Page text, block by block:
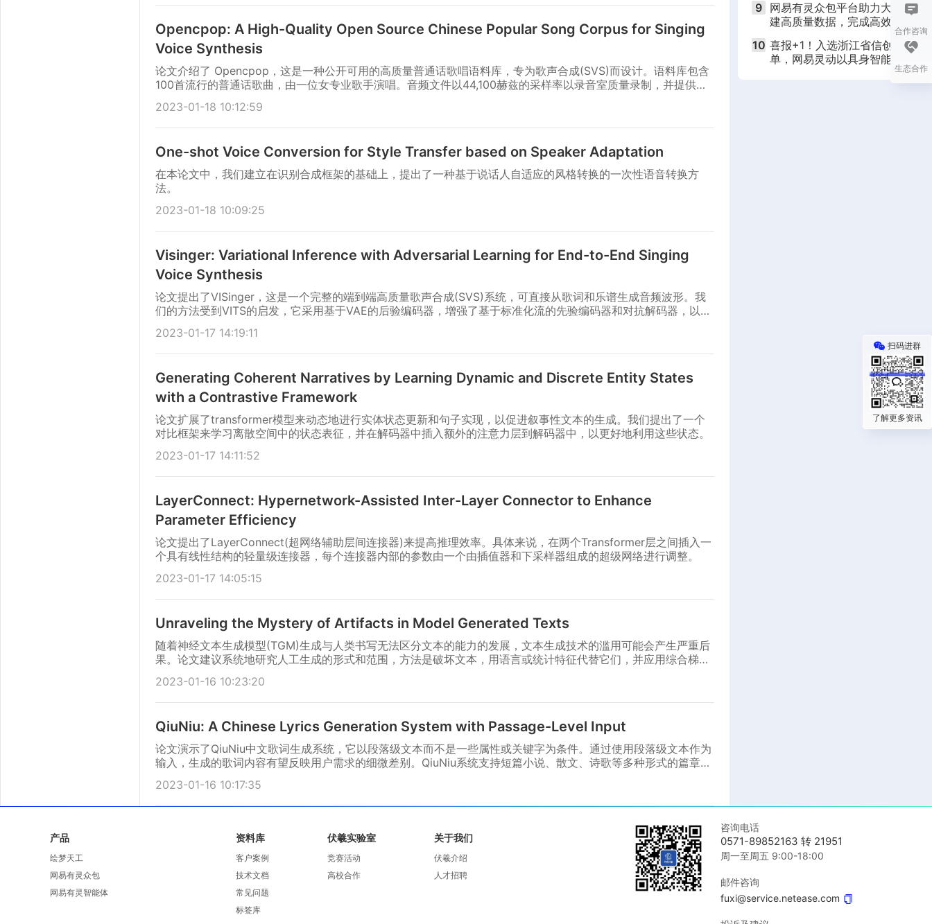
Opencpop: A High-Quality Open Source Chinese Popular Song Corpus for Singing
Voice Synthesis
论文介绍了 Opencpop，这是一种公开可用的高质量普通话歌唱语料库，专为歌声合成(SVS)而设计。语料库包含
100首流行的普通话歌曲，由一位女专业歌手演唱。音频文件以44,100赫兹的采样率以录音室质量录制，并提供相
2023-01-18 10:12:59
One-shot Voice Conversion for Style Transfer based on Speaker Adaptation
在本论文中，我们建立在识别合成框架的基础上，提出了一种基于说话人自适应的风格转换的一次性语音转换方
法。
2023-01-18 10:09:25
Visinger: Variational Inference with Adversarial Learning for End-to-End Singing
Voice Synthesis
论文提出了VISinger，这是一个完整的端到端高质量歌声合成(SVS)系统，可直接从歌词和乐谱生成音频波形。我
们的方法受到VITS的启发，它采用基于VAE的后验编码器，增强了基于标准化流的先验编码器和对抗解码器，以实
2023-01-17 14:19:11
Generating Coherent Narratives by Learning Dynamic and Discrete Entity States
with a Contrastive Framework
论文扩展了transformer模型来动态地进行实体状态更新和句子实现，以促进叙事性文本的生成。我们提出了一个
对比框架来学习离散空间中的状态表征，并在解码器中插入额外的注意力层到解码器中，以更好地利用这些状态。
2023-01-17 14:11:52
LayerConnect: Hypernetwork-Assisted Inter-Layer Connector to Enhance
Parameter Efficiency
论文提出了LayerConnect(超网络辅助层间连接器)来提高推理效率。具体来说，在两个Transformer层之间插入一
个具有线性结构的轻量级连接器，每个连接器内部的参数由一个由插值器和下采样器组成的超级网络进行调整。
2023-01-17 14:05:15
Unraveling the Mystery of Artifacts in Model Generated Texts
随着神经文本生成模型(TGM)生成与人类书写无法区分文本的能力的发展，文本生成技术的滥用可能会产生严重后
果。论文建议系统地研究人工生成的形式和范围，方法是破坏文本，用语言或统计特征代替它们，并应用综合梯度
2023-01-16 10:23:20
QiuNiu: A Chinese Lyrics Generation System with Passage-Level Input
论文演示了QiuNiu中文歌词生成系统，它以段落级文本而不是一些属性或关键字为条件。通过使用段落级文本作为
输入，生成的歌词内容有望反映用户需求的细微差别。QiuNiu系统支持短篇小说、散文、诗歌等多种形式的篇章级
2023-01-16 10:17:35
9 网易有灵众包平台助力大模型行
建高质量数据，完成高效人类对
10 喜报+1！入选浙江省信创解决方
单，网易灵动以具身智能助力培
产品
绘梦天工
网易有灵众包
网易有灵智能体
资料库
客户案例
技术文档
常见问题
标签库
伏羲实验室
竞赛活动
高校合作
关于我们
伏羲介绍
人才招聘
咨询电话
0571-89852163 转 21951
周一至周五 9:00-18:00
邮件咨询
fuxi@service.netease.com
合作咨询
生态合作
扫码进群
了解更多资讯